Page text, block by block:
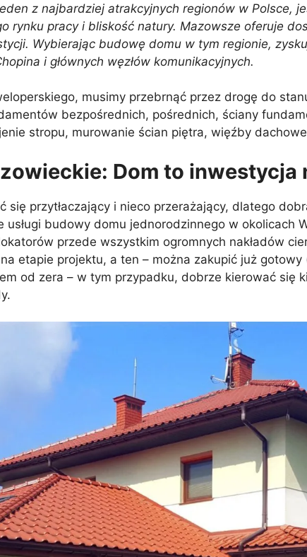
z najbardziej atrakcyjnych regionów w Polsce,
rynku pracy i bliskość natury. Mazowsze oferuje
Wybierając budowę domu w tym regionie,
i głównych węzłów komunikacyjnych.
musimy przebrnąć przez drogę do
bezpośrednich, pośrednich, ściany
stropu, murowanie ścian piętra, więźby
Dom to inwestycja
się przytłaczający i nieco przerażający, dlatego
usługi budowy domu jednorodzinnego w okolicach
przede wszystkim ogromnych nakładów
etapie projektu, a ten – można zakupić już
od zera – w tym przypadku, dobrze kierować się